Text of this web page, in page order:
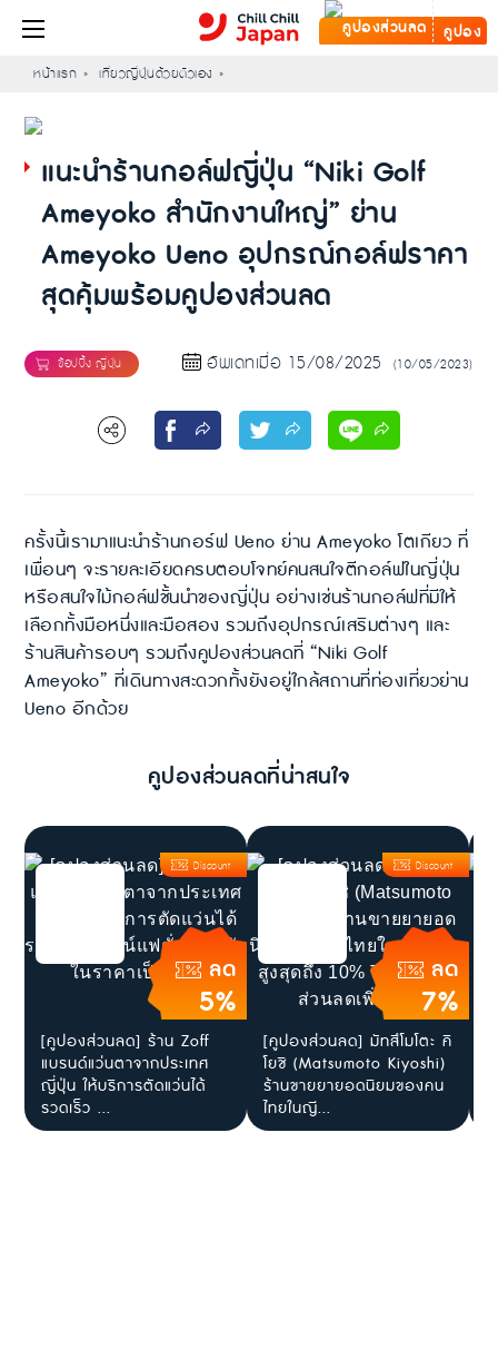
คูปอง
หน้าแรก เที่ยวญี่ปุ่นด้วยตัวเอง
แนะนำร้านกอล์ฟญี่ปุ่น “Niki Golf
Ameyoko สำนักงานใหญ่” ย่าน
Ameyoko Ueno อุปกรณ์กอล์ฟราคา
สุดคุ้มพร้อมคูปองส่วนลด
อัพเดทเมื่อ 15/08/2025 (10/05/2023)
ครั้งนี้เรามาแนะนำร้านกอร์ฟ Ueno ย่าน Ameyoko โตเกียว ที่
เพื่อนๆ จะรายละเอียดครบตอบโจทย์คนสนใจตีกอล์ฟในญี่ปุ่น
หรือสนใจไม้กอล์ฟชั้นนำของญี่ปุ่น อย่างเช่นร้านกอล์ฟที่มีให้
เลือกทั้งมือหนึ่งและมือสอง รวมถึงอุปกรณ์เสริมต่างๆ และ
ร้านสินค้ารอบๆ รวมถึงคูปองส่วนลดที่ “Niki Golf
Ameyoko” ที่เดินทางสะดวกทั้งยังอยู่ใกล้สถานที่ท่องเที่ยวย่าน
Ueno อีกด้วย
คูปองส่วนลดที่น่าสนใจ
ลด
5%
Discount
[คูปองส่วนลด] ร้าน Zoff
แบรนด์แว่นตาจากประเทศ
ญี่ปุ่น ให้บริการตัดแว่นได้
รวดเร็ว ...
ลด
7%
Discount
[คูปองส่วนลด] มัทสึโมโตะ คิ
โยชิ (Matsumoto Kiyoshi)
ร้านขายยายอดนิยมของคน
ไทยในญี...